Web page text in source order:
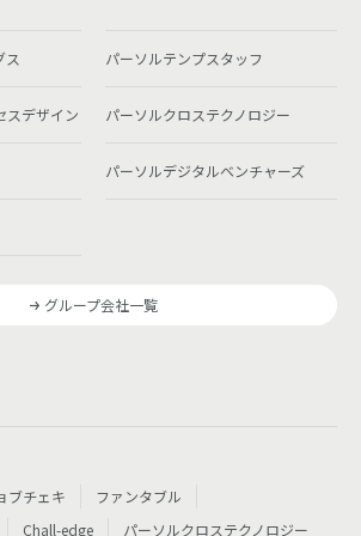
ス パーソルテンプスタッフ
スデザイン パーソルクロステクノロジー
パーソルデジタルベンチャーズ
グループ会社一覧
ブチェキ
ファンタブル
Chall-edge パーソルクロステクノロジー